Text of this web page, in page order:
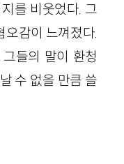
를 비웃었다. 그
오감이 느껴졌다.
들의 말이 환청
수 없을 만큼 쓸